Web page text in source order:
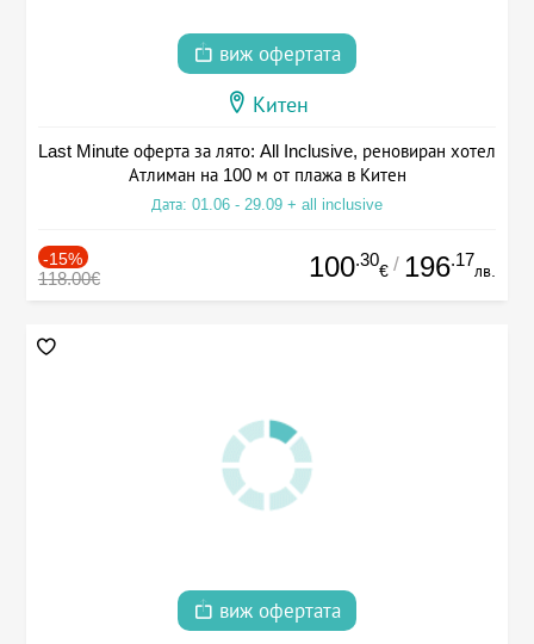
виж офертата
Китен
Last Minute оферта за лято: All Inclusive, реновиран хотел
Атлиман на 100 м от плажа в Китен
Дата: 01.06 - 29.09 + all inclusive
-15%
118.00€ 100.30
€ / 196.17
лв.
виж офертата